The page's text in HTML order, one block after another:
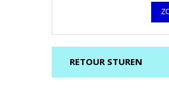
RETOUR STUREN